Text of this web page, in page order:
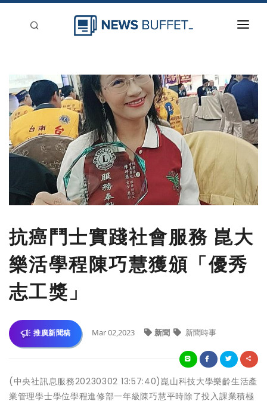
新聞稿分類
登入
刊登
抗癌鬥士實踐社會服務 崑大
樂活學程陳巧慧獲頒「優秀
志工獎」
推廣新聞稿 Mar 02,2023 新聞 新聞時事
(中央社訊息服務20230302 13:57:40)崑山科技大學樂齡生活產
業管理學士學位學程進修部一年級陳巧慧平時除了投入課業積極